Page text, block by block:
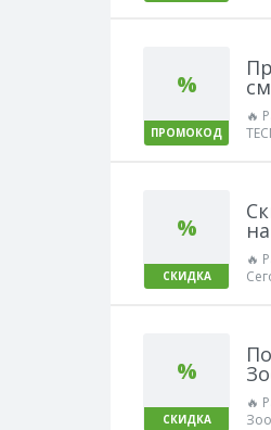
%
ПРОМОКОД
🔥
%
СКИДКА
🔥
%
СКИДКА
🔥